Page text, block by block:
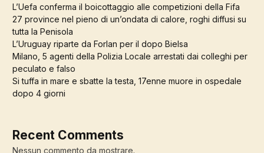
L’Uefa conferma il boicottaggio alle competizioni della Fifa
27 province nel pieno di un’ondata di calore, roghi diffusi su
tutta la Penisola
L’Uruguay riparte da Forlan per il dopo Bielsa
Milano, 5 agenti della Polizia Locale arrestati dai colleghi per
peculato e falso
Si tuffa in mare e sbatte la testa, 17enne muore in ospedale
dopo 4 giorni
Recent Comments
Nessun commento da mostrare.